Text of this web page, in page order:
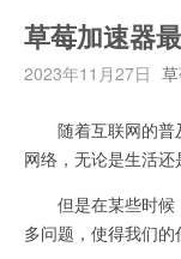
草莓加速器
2023年11月27日
随着互联网的普
网络，无论是生活还
但是在某些时候
多问题，使得我们的